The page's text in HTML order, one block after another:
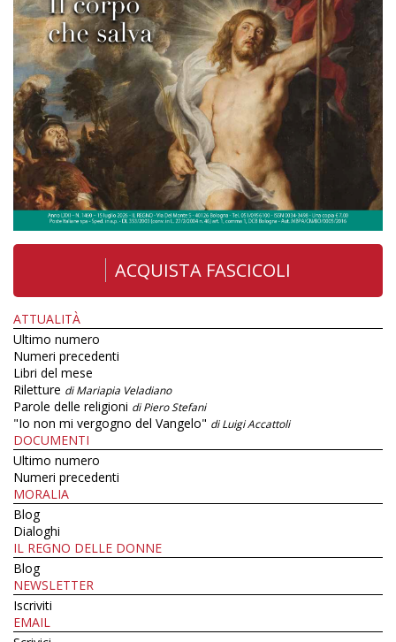
ACQUISTA FASCICOLI
ATTUALITÀ
Ultimo numero
Numeri precedenti
Libri del mese
Riletture di Mariapia Veladiano
Parole delle religioni di Piero Stefani
"Io non mi vergogno del Vangelo" di Luigi Accattoli
DOCUMENTI
Ultimo numero
Numeri precedenti
MORALIA
Blog
Dialoghi
IL REGNO DELLE DONNE
Blog
NEWSLETTER
Iscriviti
EMAIL